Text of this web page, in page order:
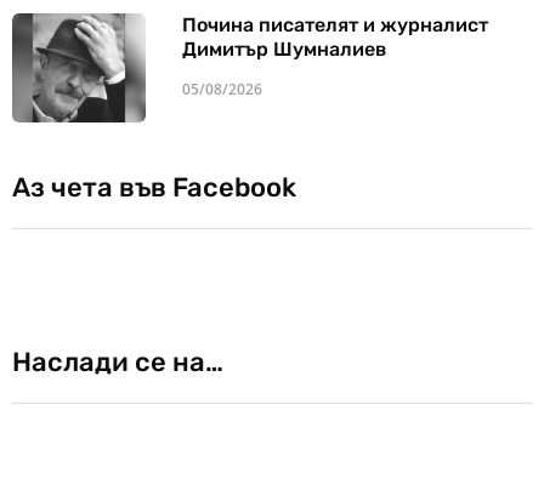
Почина писателят и журналист
Димитър Шумналиев
05/08/2026
Аз чета във Facebook
Наслади се на…